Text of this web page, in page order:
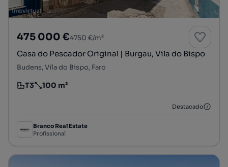
475 000 €4750 €/m²
Casa do Pescador Original | Burgau, Vila do Bispo
Budens, Vila do Bispo, Faro
Tipologia
T3
Preço por metro quadrado
100 m²
Destacado
Branco Real Estate
Profissional